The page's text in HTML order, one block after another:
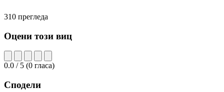
310 прегледа
Оцени този виц
0.0 / 5 (0 гласа)
Сподели